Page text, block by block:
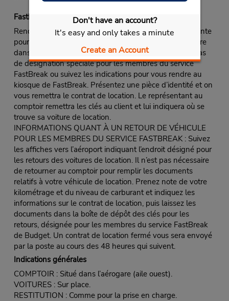
Don't have an account?
It's easy and only takes a minute
Create an Account
Fastbreak Service
Rendez-vous au comptoir de Budget, dans la file d’attente
pour les membres du service rapide FastBreak ou encore
dans la file d’attente pour tous les clients s’il n’existe pas
de désignation spéciale pour les membres du service
FastBreak ou suivez les indications pour vous rendre au
kiosque de FastBreak. Présentez une pièce d’identité et on
vous remettra le contrat de location. Le représentant au
comptoir remettra les clés au client et lui indiquera où se
trouve sa voiture de location.
INFORMATIONS QUANT À UN RETOUR DE VÉHICULE
POUR LES MEMBRES DU SERVICE FASTBREAK : Suivez
les affiches vers l’aéroport indiquant l’endroit désigné pour
les retours des voitures de location. Il n’est pas nécessaire
de retourner au comptoir pour remplir les documents
relatifs à votre véhicule de location. Prenez note de votre
kilométrage et du niveau de carburant et indiquez les
informations sur le contrat de location, puis laissez les
documents dans la boîte de dépôt des clés pour les
retours, désignée pour les membres du service FastBreak
de Budget. Un contrat de location fermé vous sera envoyé
par la poste au cours des 48 heures qui suivent.
Indications générales
COMPTOIR : Situé dans l’aérogare (aile ouest).
VOITURES : Sur place.
RESTITUTION : Comme pour la prise en charge.